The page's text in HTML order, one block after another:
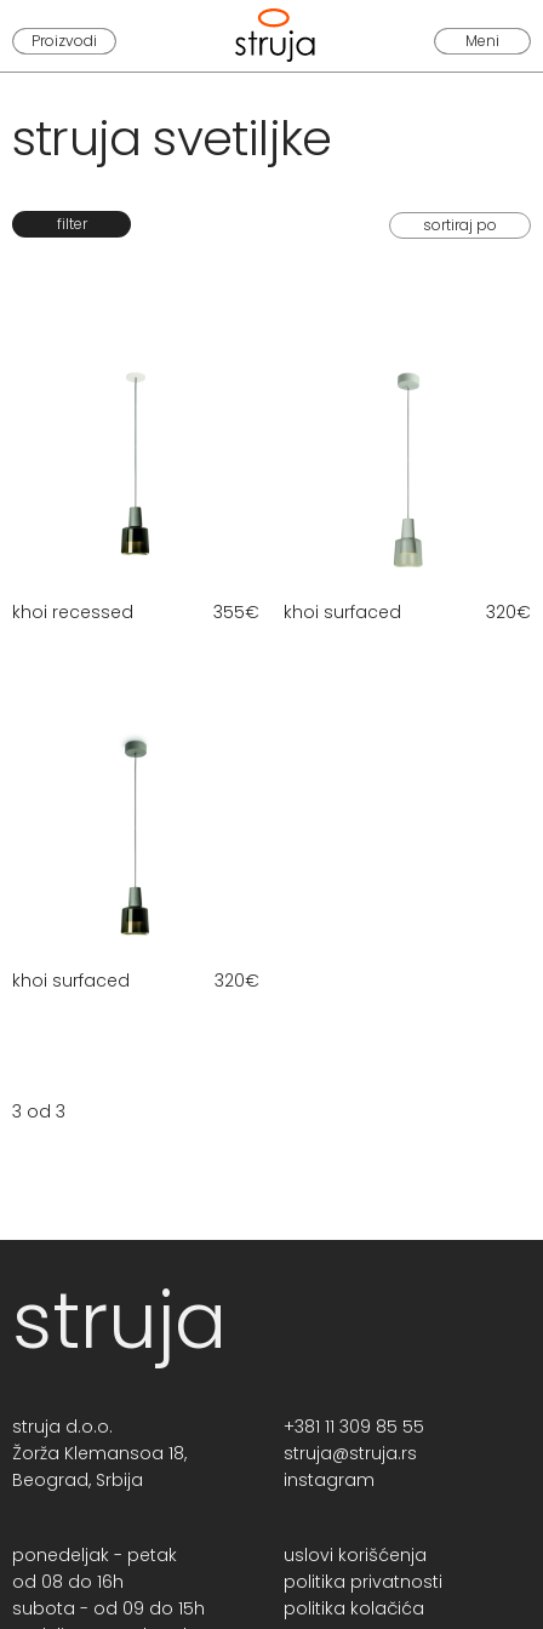
Proizvodi Meni
struja svetiljke
filter
khoi recessed 355€ khoi surfaced 320€
khoi surfaced 320€
3 od 3
struja
struja d.o.o.
Žorža Klemansoa 18,
Beograd, Srbija
+381 11 309 85 55
struja@struja.rs
instagram
ponedeljak - petak
od 08 do 16h
subota - od 09 do 15h
uslovi korišćenja
politika privatnosti
politika kolačića